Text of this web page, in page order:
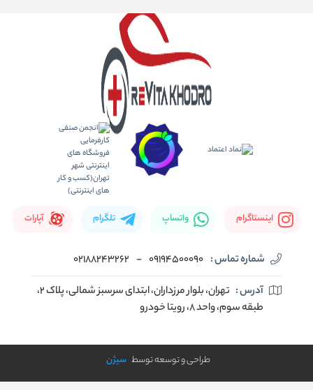
اینستاگرام واتساپ تلگرام آپارات
شماره تماس : 09194500090
-
02188243262
آدرس :
تهران، بلوار مرزداران، ابتدای سرسبز شمالی، پلاک ۲،
طبقه سوم، واحد ۸، رویتا خودرو
طراحی و توسعه توسط سیژن